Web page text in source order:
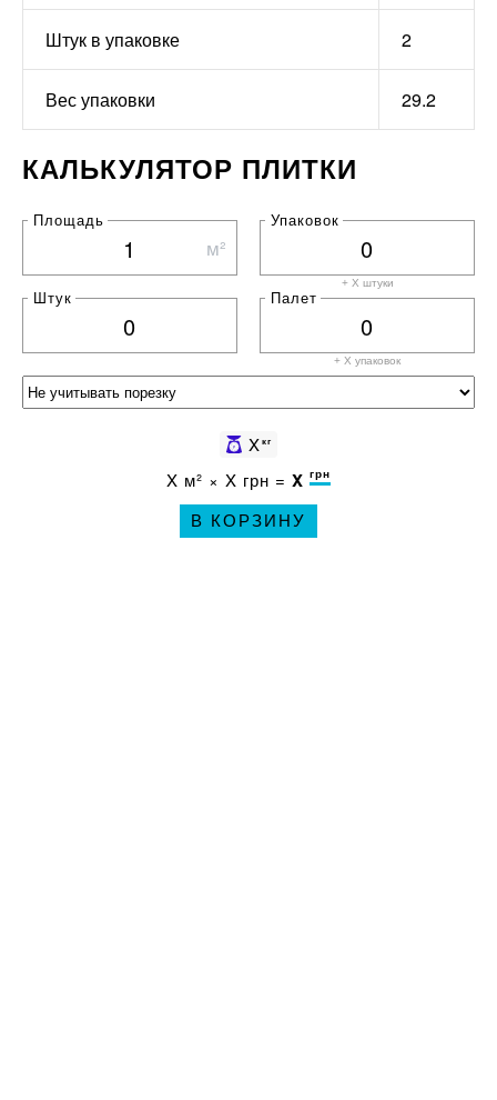
Штук в упаковке 2
Вес упаковки 29.2
КАЛЬКУЛЯТОР ПЛИТКИ
Площадь
м²
Упаковок
+ X штуки
Штук Палет
+ X упаковок
Xкг
X м² × X грн = X грн
В КОРЗИНУ